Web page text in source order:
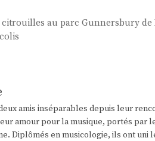
au parc Gunnersbury de
amis inséparables depuis leur
amour pour la musique, portés par
Diplômés en musicologie, ils ont uni